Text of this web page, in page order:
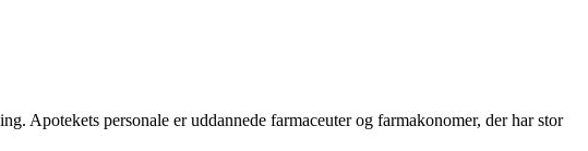
Apotekets personale er uddannede farmaceuter og farmakonomer, der har stor